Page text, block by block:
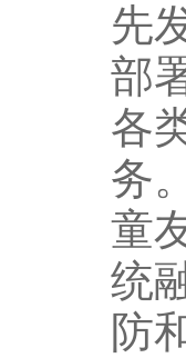
先
部
各
务
童
统
防